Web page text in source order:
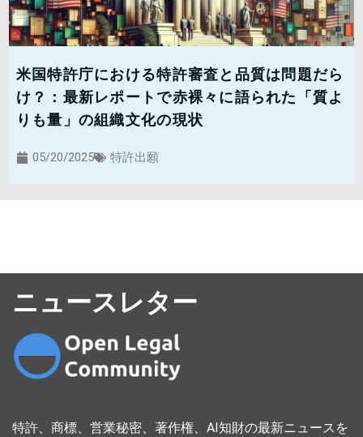
米国特許庁における特許審査と品質は問題だら
け？：最新レポートで赤裸々に語られた「質よ
りも量」の組織文化の現状
05/20/2025 特許出願
ニュースレター
特許、商標、営業秘密、著作権、AI知財の最新ニュースを